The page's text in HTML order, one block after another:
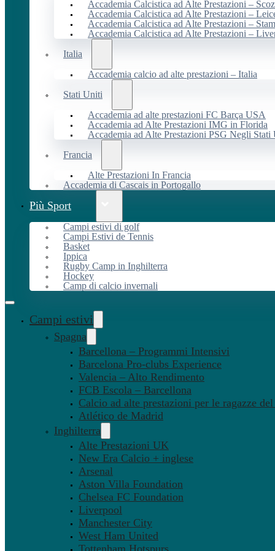
Accademia Calcistica ad Alte Prestazioni –
Accademia Calcistica ad Alte Prestazioni –
Accademia Calcistica ad Alte Prestazioni –
Accademia Calcistica ad Alte Prestazioni –
Italia
Accademia calcio ad alte prestazioni – Italia
Stati Uniti
Accademia ad alte prestazioni FC Barça USA
Accademia ad Alte Prestazioni IMG in Florida
Accademia ad Alte Prestazioni PSG Negli Stati
Francia
Alte Prestazioni In Francia
Accademia di Cascais in Portogallo
Più Sport
Campi estivi di golf
Campi Estivi de Tennis
Basket
Ippica
Rugby Camp in Inghilterra
Hockey
Camp di calcio invernali
Campi estivi
Spagna
Barcellona – Programmi Intensivi
Barcelona Pro-clubs Experience
Valencia – Alto Rendimento
FCB Escola – Barcellona
Calcio ad alte prestazioni per le ragazze
Atlético de Madrid
Inghilterra
Alte Prestazioni UK
New Era Calcio + inglese
Arsenal
Aston Villa Foundation
Chelsea FC Foundation
Liverpool
Manchester City
West Ham United
Tottenham Hotspurs